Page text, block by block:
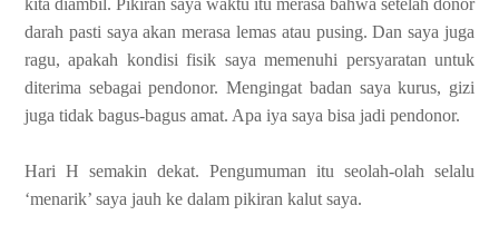
darah pasti saya akan merasa lemas atau pusing. Dan saya juga
ragu, apakah kondisi fisik saya memenuhi persyaratan untuk
diterima sebagai pendonor. Mengingat badan saya kurus, gizi
juga tidak bagus-bagus amat. Apa iya saya bisa jadi pendonor.
Hari H semakin dekat. Pengumuman itu seolah-olah selalu
‘menarik’ saya jauh ke dalam pikiran kalut saya.